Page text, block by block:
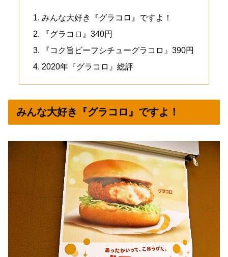
みんな大好き『グラコロ』ですよ！
『グラコロ』340円
『コク旨ビーフシチューグラコロ』390円
2020年『グラコロ』総評
みんな大好き『グラコロ』ですよ！